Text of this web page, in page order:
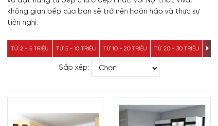
không gian bếp của bạn sẽ trở nên hoàn hảo và thực sự
tiện nghi.
TỪ 2 - 5 TRIỆU TỪ 5 - 10 TRIỆU TỪ 10 - 20 TRIỆU TỪ 20 - 30 TRIỆU TỪ
Sắp xếp: